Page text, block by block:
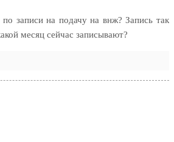
записи на подачу на внж? Запись так
месяц сейчас записывают?